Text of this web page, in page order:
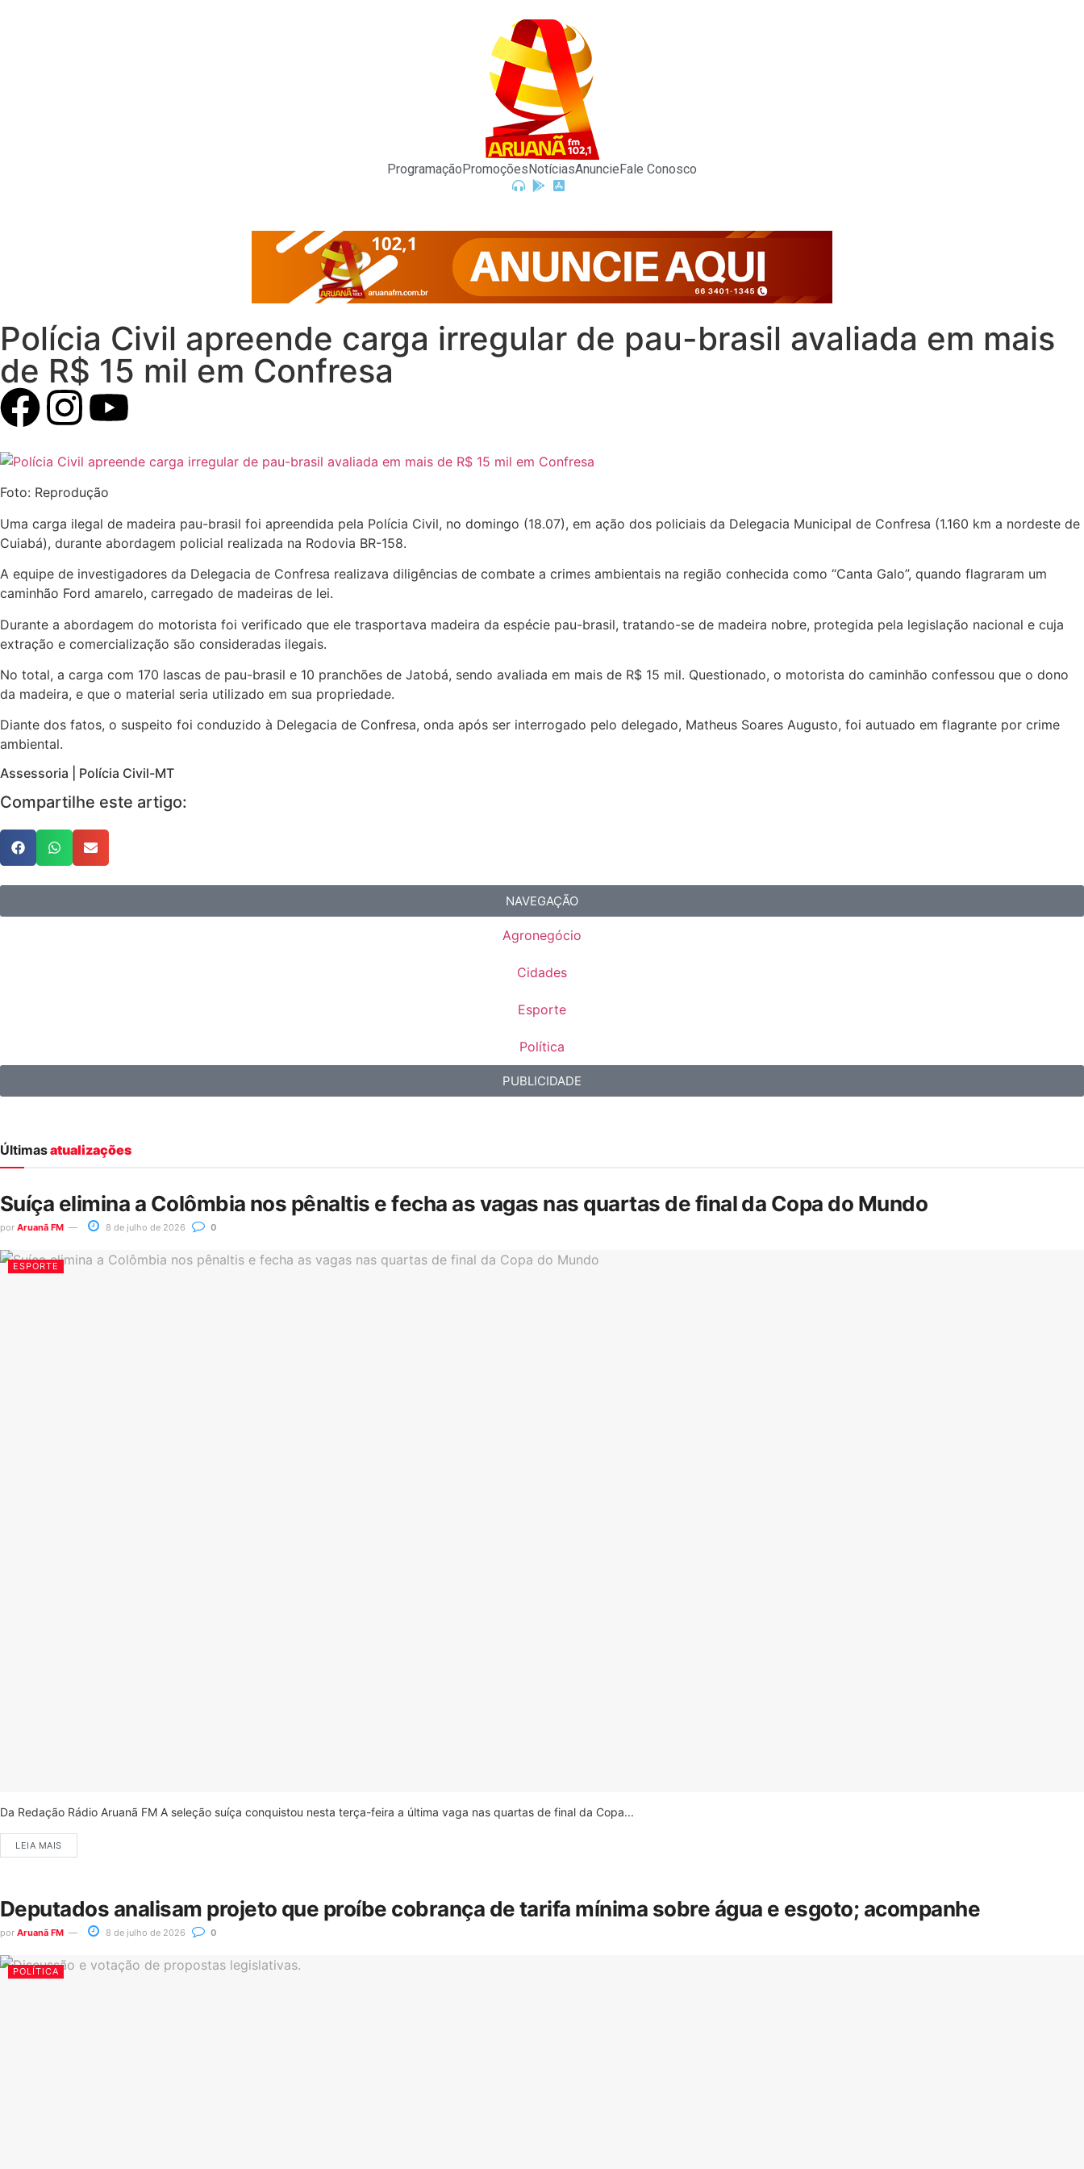
ProgramaçãoPromoçõesNotíciasAnuncieFale Conosco
Polícia Civil apreende carga irregular de pau-brasil avaliada em mais
de R$ 15 mil em Confresa
Foto: Reprodução
Uma carga ilegal de madeira pau-brasil foi apreendida pela Polícia Civil, no domingo (18.07), em ação dos policiais da Delegacia Municipal de Confresa (1.160 km a nordeste de
Cuiabá), durante abordagem policial realizada na Rodovia BR-158.
A equipe de investigadores da Delegacia de Confresa realizava diligências de combate a crimes ambientais na região conhecida como “Canta Galo”, quando flagraram um
caminhão Ford amarelo, carregado de madeiras de lei.
Durante a abordagem do motorista foi verificado que ele trasportava madeira da espécie pau-brasil, tratando-se de madeira nobre, protegida pela legislação nacional e cuja
extração e comercialização são consideradas ilegais.
No total, a carga com 170 lascas de pau-brasil e 10 pranchões de Jatobá, sendo avaliada em mais de R$ 15 mil. Questionado, o motorista do caminhão confessou que o dono
da madeira, e que o material seria utilizado em sua propriedade.
Diante dos fatos, o suspeito foi conduzido à Delegacia de Confresa, onda após ser interrogado pelo delegado, Matheus Soares Augusto, foi autuado em flagrante por crime
ambiental.
Assessoria | Polícia Civil-MT
Compartilhe este artigo:
NAVEGAÇÃO
Agronegócio
Cidades
Esporte
Política
PUBLICIDADE
Últimasatualizações
Suíça elimina a Colômbia nos pênaltis e fecha as vagas nas quartas de final da Copa do Mundo
por Aruanã FM 8 de julho de 2026 0
ESPORTE
Da Redação Rádio Aruanã FM A seleção suíça conquistou nesta terça-feira a última vaga nas quartas de final da Copa...
LEIA MAIS
Deputados analisam projeto que proíbe cobrança de tarifa mínima sobre água e esgoto; acompanhe
por Aruanã FM 8 de julho de 2026 0
POLÍTICA